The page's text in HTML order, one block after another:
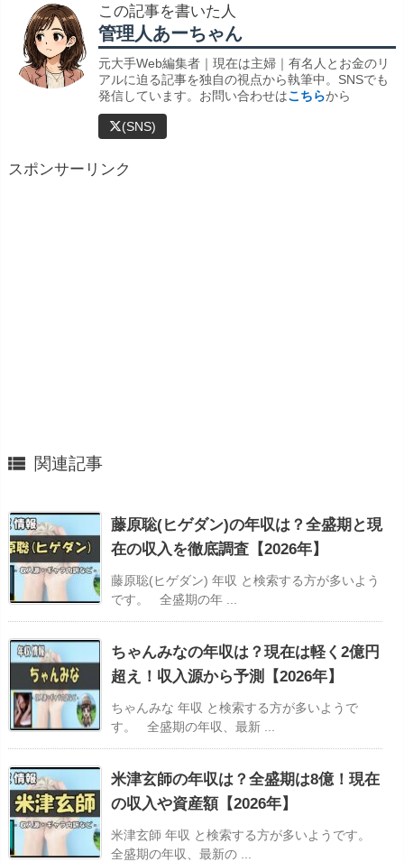
この記事を書いた人
管理人あーちゃん
元大手Web編集者｜現在は主婦｜有名人とお金のリ
アルに迫る記事を独自の視点から執筆中。SNSでも
発信しています。お問い合わせはこちらから
(SNS)
スポンサーリンク
 関連記事
藤原聡(ヒゲダン)の年収は？全盛期と現
在の収入を徹底調査【2026年】
藤原聡(ヒゲダン) 年収 と検索する方が多いよう
です。 全盛期の年 ...
ちゃんみなの年収は？現在は軽く2億円
超え！収入源から予測【2026年】
ちゃんみな 年収 と検索する方が多いようで
す。 全盛期の年収、最新 ...
米津玄師の年収は？全盛期は8億！現在
の収入や資産額【2026年】
米津玄師 年収 と検索する方が多いようです。
全盛期の年収、最新の ...